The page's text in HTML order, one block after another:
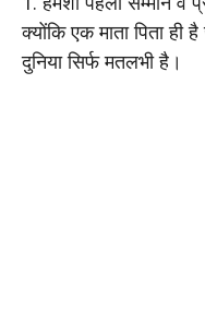
क्योंकि एक माता पिता ही
दुनिया सिर्फ मतलभी है।